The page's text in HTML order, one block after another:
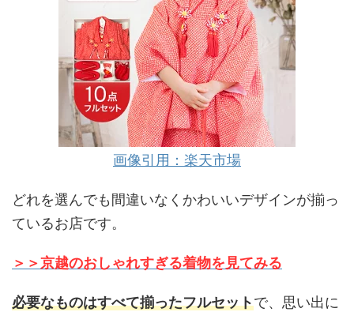
画像引用：楽天市場
どれを選んでも間違いなくかわいいデザインが揃っ
ているお店です。
＞＞京越のおしゃれすぎる着物を見てみる
必要なものはすべて揃ったフルセットで、思い出に